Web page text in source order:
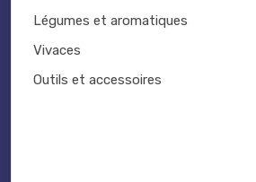
Légumes et aromatiques
Vivaces
Outils et accessoires